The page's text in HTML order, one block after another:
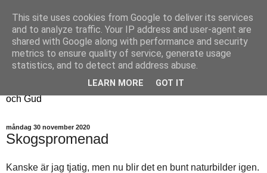
Fyren
Fyren finns för att sprida ljus i mörkret
För att påminna om guldkanterna i tillvaron
Här samsas jakt, hantverk, odling, och andra tankar om livet
och Gud
måndag 30 november 2020
Skogspromenad
Kanske är jag tjatig, men nu blir det en bunt naturbilder igen.
This site uses cookies from Google to deliver its services
and to analyze traffic. Your IP address and user-agent are
shared with Google along with performance and security
metrics to ensure quality of service, generate usage
statistics, and to detect and address abuse.
LEARN MORE GOT IT